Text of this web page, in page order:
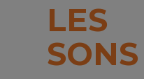
LES
SONS